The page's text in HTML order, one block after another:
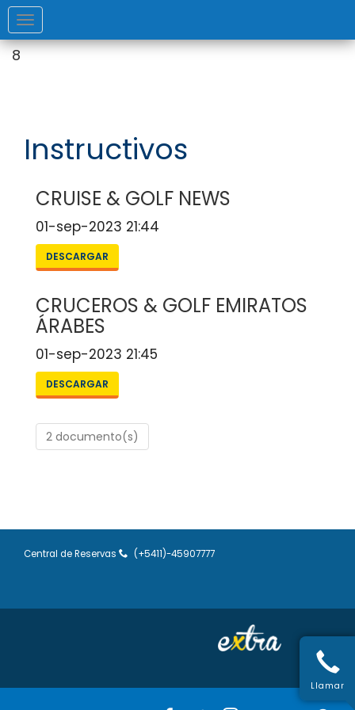
Toggle
navigation
8
Instructivos
CRUISE & GOLF NEWS
01-sep-2023 21:44
DESCARGAR
CRUCEROS & GOLF EMIRATOS
ÁRABES
01-sep-2023 21:45
DESCARGAR
2 documento(s)
Llamar
Central de Reservas (+5411)-45907777